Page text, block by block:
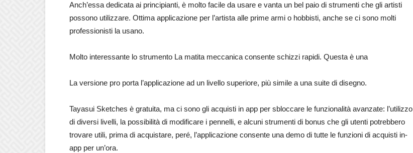
Anch’essa dedicata ai principianti, è molto facile da usare e vanta un bel paio di strumenti che gli artisti
possono utilizzare. Ottima applicazione per l’artista alle prime armi o hobbisti, anche se ci sono molti
professionisti la usano.
Molto interessante lo strumento La matita meccanica consente schizzi rapidi. Questa è una
La versione pro porta l’applicazione ad un livello superiore, più simile a una suite di disegno.
Tayasui Sketches è gratuita, ma ci sono gli acquisti in app per sbloccare le funzionalità avanzate: l’utilizzo
di diversi livelli, la possibilità di modificare i pennelli, e alcuni strumenti di bonus che gli utenti potrebbero
trovare utili, prima di acquistare, peré, l’applicazione consente una demo di tutte le funzioni di acquisti in-
app per un’ora.